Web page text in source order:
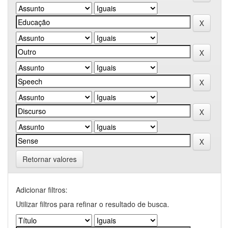
Retornar valores
Adicionar filtros:
Utilizar filtros para refinar o resultado de busca.